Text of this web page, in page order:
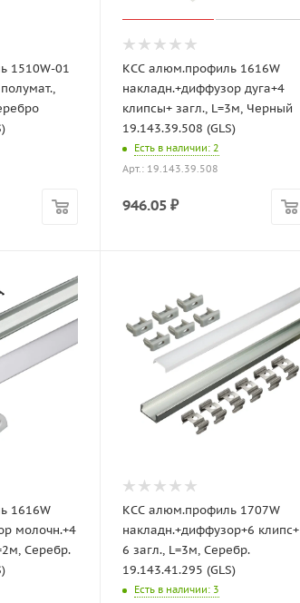
1510W-01
КСС алюм.профиль 1616W
накладн.+диффузор дуга+4
клипсы+ загл., L=3м, Черный
19.143.39.508 (GLS)
Есть в наличии: 2
Арт.: 19.143.39.508
946.05 ₽
1616W
молочн.+4
Серебр.
КСС алюм.профиль 1707W
накладн.+диффузор+6 клипс+
6 загл., L=3м, Серебр.
19.143.41.295 (GLS)
Есть в наличии: 3